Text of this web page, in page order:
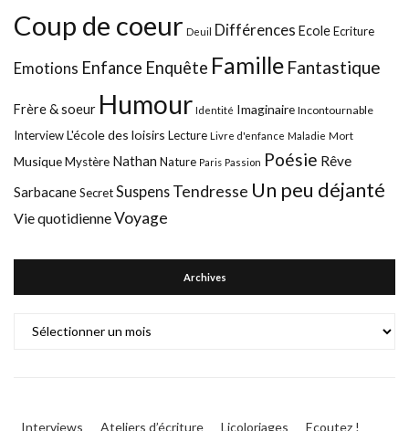
Coup de coeur Deuil Différences EcoleEcriture
Emotions Enfance Enquête Famille Fantastique
Frère & soeur Humour Identité Imaginaire Incontournable
InterviewL'école des loisirs Lecture Livre d'enfance Maladie Mort
MusiqueMystère Nathan Nature Paris Passion Poésie Rêve
SarbacaneSecret Suspens Tendresse Un peu déjanté
Vie quotidienneVoyage
Archives
Interviews Ateliers d’écriture Licoloriages Ecoutez !